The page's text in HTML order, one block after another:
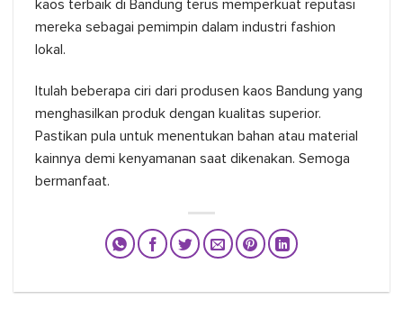
kaos terbaik di Bandung terus memperkuat reputasi
mereka sebagai pemimpin dalam industri fashion
lokal.
Itulah beberapa ciri dari produsen kaos Bandung yang
menghasilkan produk dengan kualitas superior.
Pastikan pula untuk menentukan bahan atau material
kainnya demi kenyamanan saat dikenakan. Semoga
bermanfaat.